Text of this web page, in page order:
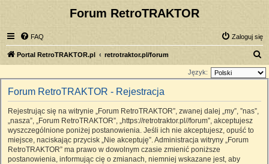
Forum RetroTRAKTOR
FAQ Zaloguj się
Portal RetroTRAKTOR.pl retrotraktor.pl/forum
z
Język:
Forum RetroTRAKTOR - Rejestracja
Rejestrując się na witrynie „Forum RetroTRAKTOR”, zwanej dalej „my”, ”nas”,
„nasza”, „Forum RetroTRAKTOR”, „https://retrotraktor.pl//forum”, akceptujesz
wyszczególnione poniżej postanowienia. Jeśli ich nie akceptujesz, opuść to
miejsce, naciskając przycisk „Nie akceptuję”. Administracja witryny „Forum
RetroTRAKTOR” ma prawo w dowolnym czasie zmienić poniższe
postanowienia, informując cię o zmianach, niemniej wskazane jest, aby